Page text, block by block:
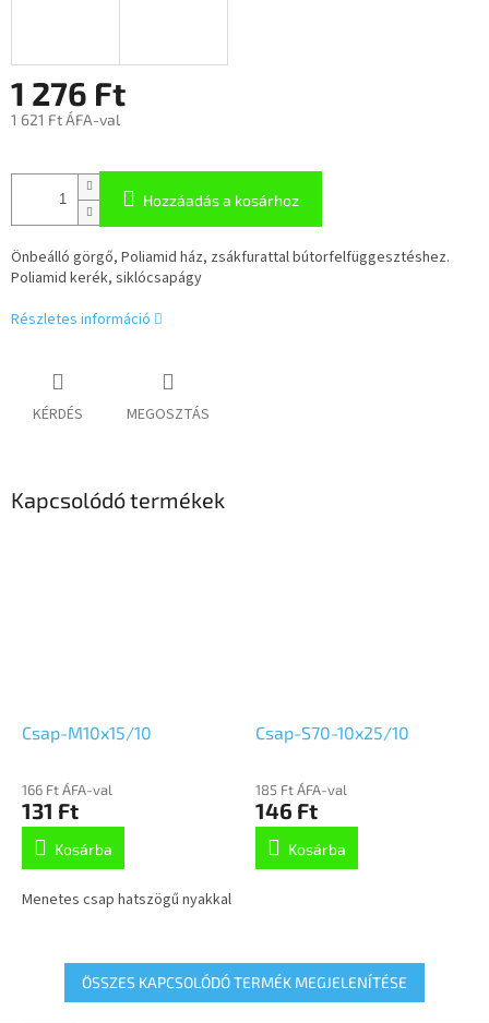
1 276 Ft
1 621 Ft ÁFA-val
Hozzáadás a kosárhoz
Önbeálló görgő, Poliamid ház, zsákfurattal bútorfelfüggesztéshez.
Poliamid kerék, siklócsapágy
Részletes információ
KÉRDÉS MEGOSZTÁS
Kapcsolódó termékek
Csap-M10x15/10
166 Ft ÁFA-val
131 Ft
Kosárba
Menetes csap hatszögű nyakkal
Csap-S70-10x25/10
185 Ft ÁFA-val
146 Ft
Kosárba
ÖSSZES KAPCSOLÓDÓ TERMÉK MEGJELENÍTÉSE